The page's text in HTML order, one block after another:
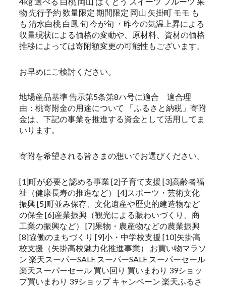
物 先行予約 数量限定 期間限定 岡山 矢掛町 モモ も
も 清水白桃 白鳳 旬 今が旬 ・昨今の気温上昇による
収量現状による価格の変動や、原材料、資材の価格
推移によっては寄附額変更の可能性もございます。
お早めにご検討ください。
地場産品基準 告示第5条第8ハ号に適合 適合理
由：桃寄附金の用途について 「ふるさと納税」寄附
金は、下記の事業を推進する資金として活用してま
いります。
寄附を希望される皆さまの想いでお選びください。
[1]町が必要と認める事業 [2]子育て支援 [3]高齢者福
祉（健康長寿の推進など） [4]スポーツ・芸術文化
振興 [5]町並み保存、文化遺産や歴史的建造物など
の保全 [6]産業振興（観光による賑わいづくり、商
工業の振興など） [7]果物・農産物などの農業振興
[8]協働のまちづくり [9]小・中学校支援 [10]矢掛高
校支援（矢掛高校魅力化推進事業） お買い物マラソ
ン 楽天スーパーSALE スーパーSALE スーパーセール
楽天スーパーセール 買い回り 買いまわり 39ショッ
プ買いまわり 39ショップ キャンペーン 楽天ふるさ